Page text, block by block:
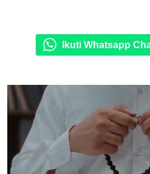
Ikuti Whatsapp